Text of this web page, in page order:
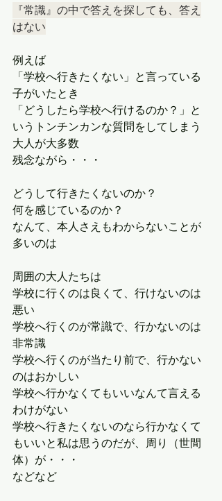
『常識』の中で答えを探しても、答え
はない
例えば
「学校へ行きたくない」と言っている
子がいたとき
「どうしたら学校へ行けるのか？」と
いうトンチンカンな質問をしてしまう
大人が大多数
残念ながら・・・
どうして行きたくないのか？
何を感じているのか？
なんて、本人さえもわからないことが
多いのは
周囲の大人たちは
学校に行くのは良くて、行けないのは
悪い
学校へ行くのが常識で、行かないのは
非常識
学校へ行くのが当たり前で、行かない
のはおかしい
学校へ行かなくてもいいなんて言える
わけがない
学校へ行きたくないのなら行かなくて
もいいと私は思うのだが、周り（世間
体）が・・・
などなど